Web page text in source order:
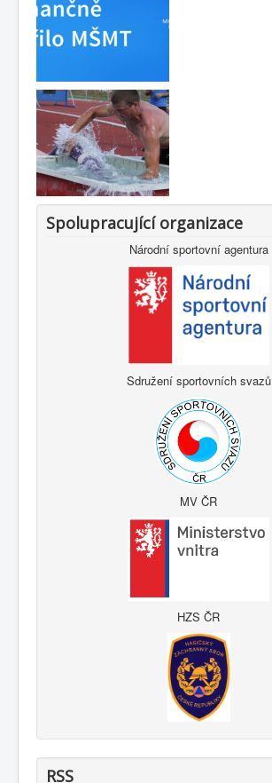
Spolupracující organizace
Národní sportovní agentura
Sdružení sportovních svazů
MV ČR
HZS ČR
RSS